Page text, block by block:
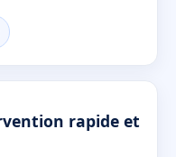
rapide et